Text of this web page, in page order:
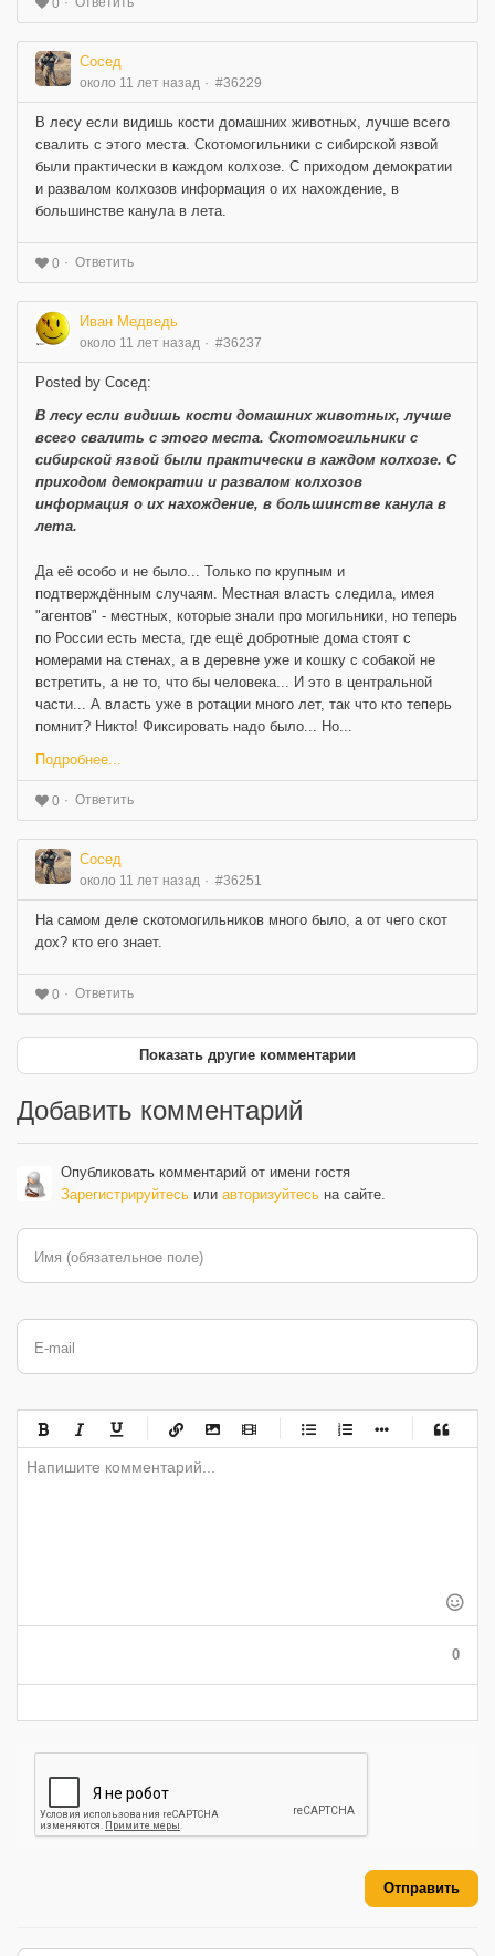
0
Сосед
около 11 лет назад #36229
В лесу если видишь кости домашних животных, лучше всего
свалить с этого места. Скотомогильники с сибирской язвой
были практически в каждом колхозе. С приходом демократии
и развалом колхозов информация о их нахождение, в
большинстве канула в лета.
0 Ответить
Иван Медведь
около 11 лет назад #36237
Posted by Сосед:
В лесу если видишь кости домашних животных, лучше
всего свалить с этого места. Скотомогильники с
сибирской язвой были практически в каждом колхозе. С
приходом демократии и развалом колхозов
информация о их нахождение, в большинстве канула в
лета.
Да её особо и не было... Только по крупным и
подтверждённым случаям. Местная власть следила, имея
"агентов" - местных, которые знали про могильники, но теперь
по России есть места, где ещё добротные дома стоят с
номерами на стенах, а в деревне уже и кошку с собакой не
встретить, а не то, что бы человека... И это в центральной
части... А власть уже в ротации много лет, так что кто теперь
помнит? Никто! Фиксировать надо было... Но...
Подробнее...
0 Ответить
Сосед
около 11 лет назад #36251
На самом деле скотомогильников много было, а от чего скот
дох? кто его знает.
0 Ответить
Показать другие комментарии
Добавить комментарий
Опубликовать комментарий от имени гостя
Зарегистрируйтесь или авторизуйтесь на сайте.
Имя (обязательное поле)
E-mail
-
-
-
0
Отправить